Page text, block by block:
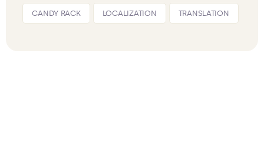
CANDY RACK LOCALIZATION TRANSLATION